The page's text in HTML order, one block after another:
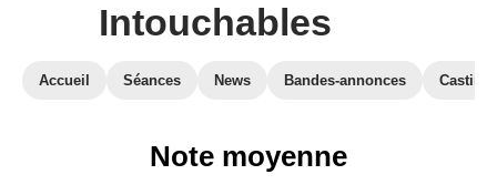
Intouchables
Accueil Séances News Bandes-annonces Casting
Note moyenne